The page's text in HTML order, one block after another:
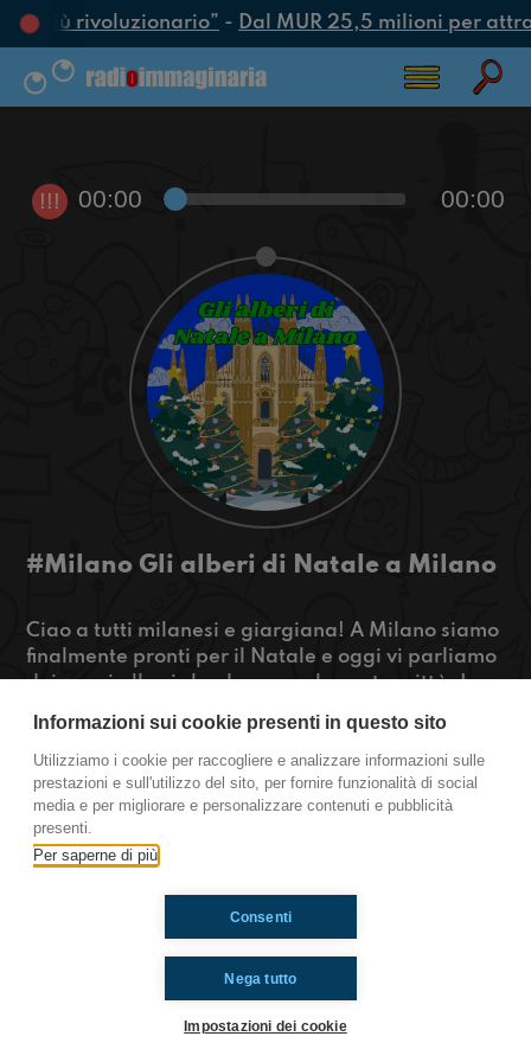
più rivoluzionario”- Dal MUR 25,5 milioni per
!!! 00:00 00:00
#Milano Gli alberi di Natale a Milano
Ciao a tutti milanesi e giargiana! A Milano siamo
finalmente pronti per il Natale e oggi vi parliamo
dei nuovi alberi che decorano la nostra città. In
Restate connessi!
https://www.radioimmaginaria.it
Milano
Ti è piaciuto? Condividilo!
Informazioni sui cookie presenti in questo sito
Utilizziamo i cookie per raccogliere e analizzare informazioni sulle
prestazioni e sull'utilizzo del sito, per fornire funzionalità di social
media e per migliorare e personalizzare contenuti e pubblicità
presenti.
Per saperne di più
Nega tutto
Consenti
Impostazioni dei cookie